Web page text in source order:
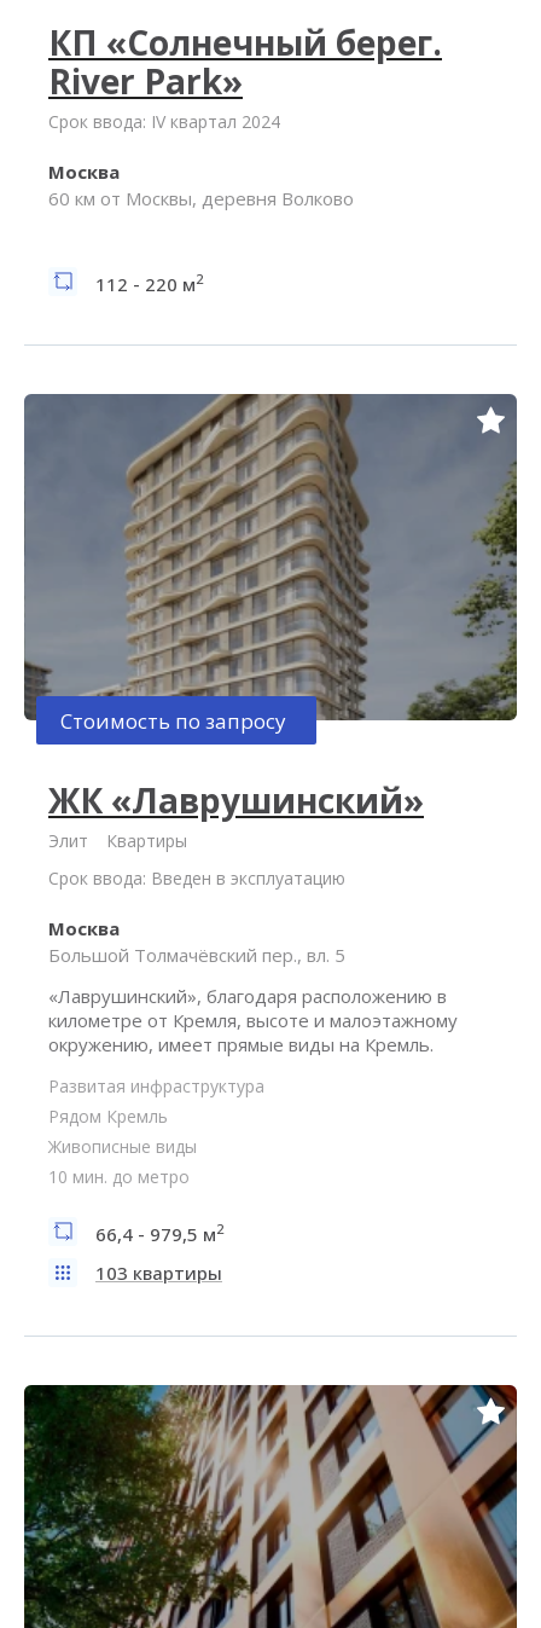
КП «Солнечный берег.
River Park»
Срок ввода: IV квартал 2024
Москва
60 км от Москвы, деревня Волково
112 - 220 м2
Стоимость по запросу
ЖК «Лаврушинский»
Элит
Квартиры
Срок ввода: Введен в эксплуатацию
Москва
Большой Толмачёвский пер., вл. 5
«Лаврушинский», благодаря расположению в
километре от Кремля, высоте и малоэтажному
окружению, имеет прямые виды на Кремль.
Развитая инфраструктура
Рядом Кремль
Живописные виды
10 мин. до метро
66,4 - 979,5 м2
103 квартиры